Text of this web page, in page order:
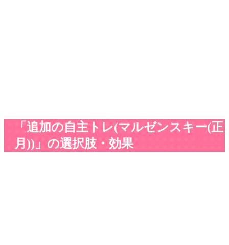
「追加の自主トレ(マルゼンスキー(正
月))」の選択肢・効果